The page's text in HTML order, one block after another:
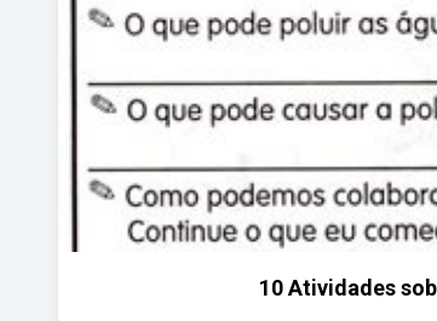
10 Atividades